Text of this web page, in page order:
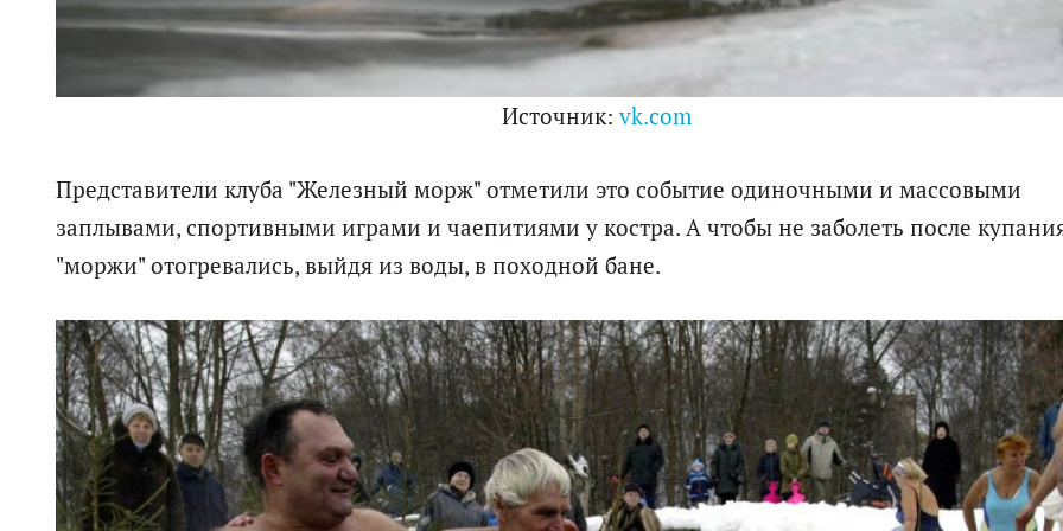
Источник:vk.com
Представители клуба "Железный морж" отметили это событие одиночными и массовыми
заплывами, спортивными играми и чаепитиями у костра. А чтобы не заболеть после
"моржи" отогревались, выйдя из воды, в походной бане.